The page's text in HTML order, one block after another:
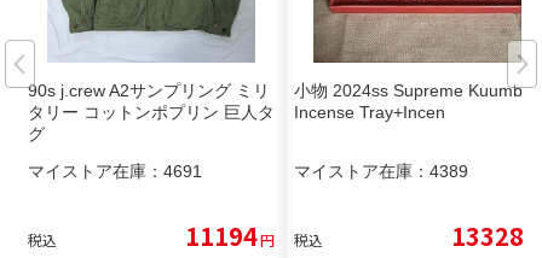
90s j.crew A2サンプリング ミリ
タリー コットンポプリン 巨人タ
グ
マイストア在庫： 4691
税込 11194円
小物 2024ss Supreme Kuumba
Incense Tray+Incen
マイストア在庫： 4389
税込 13328